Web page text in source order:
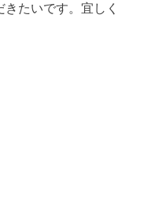
たいです。宜しく